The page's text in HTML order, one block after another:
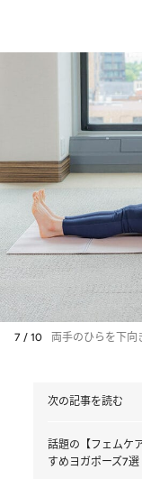
7 / 10 両手のひらを下向
次の記事を読む
話題の【フェムケ
すめヨガポーズ7選